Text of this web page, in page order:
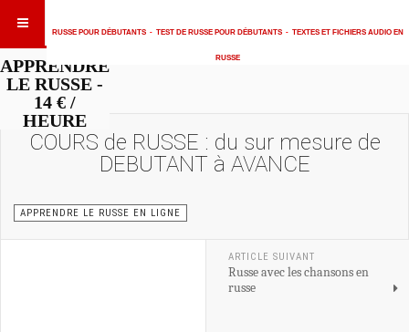
RUSSE POUR DÉBUTANTS - TEST DE RUSSE POUR DÉBUTANTS - TEXTES ET FICHIERS AUDIO EN
RUSSE
APPRENDRE
LE RUSSE -
14 € /
HEURE
COURS de RUSSE : du sur mesure de
DEBUTANT à AVANCE
APPRENDRE LE RUSSE EN LIGNE
ARTICLE SUIVANT
Russe avec les chansons en
russe